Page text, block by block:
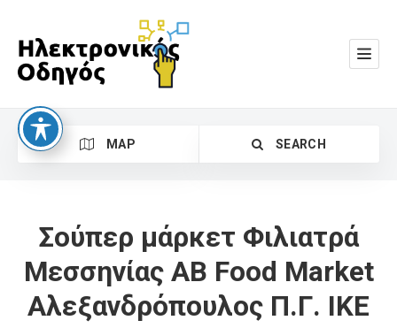
MAP SEARCH
Search
Σούπερ μάρκετ Φιλιατρά
Μεσσηνίας ΑΒ Food Market
Αλεξανδρόπουλος Π.Γ. ΙΚΕ